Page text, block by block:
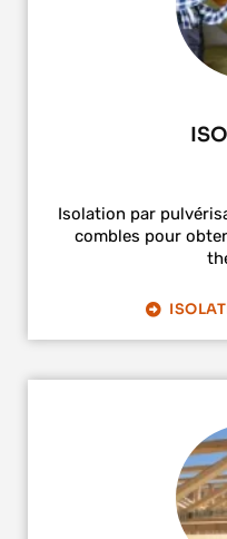
Isolation par
combles pour